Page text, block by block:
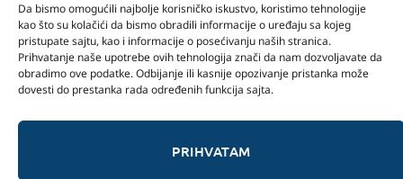
Da bismo omogućili najbolje korisničko iskustvo, koristimo tehnologije
kao što su kolačići da bismo obradili informacije o uređaju sa kojeg
pristupate sajtu, kao i informacije o posećivanju naših stranica.
Prihvatanje naše upotrebe ovih tehnologija znači da nam dozvoljavate da
obradimo ove podatke. Odbijanje ili kasnije opozivanje pristanka može
dovesti do prestanka rada određenih funkcija sajta.
PRIHVATAM
ELEKTRONSKA IZDANJA
POLITIKA PRIVATNOSTI
POLITIKA KOLAČIĆA
magazin Mehatronika - Agencija “Gomo Design”
Stanoja Glavaša 37, 26300 Vršac, Serbia
© 2026 magazin Mehatronika by Gomo Design.